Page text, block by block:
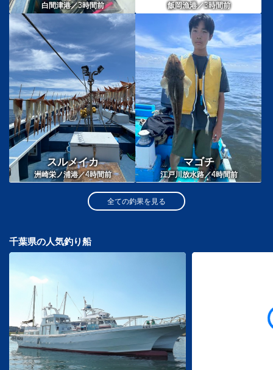
白間津港／3時間前 飯岡漁港／3時間前
スルメイカ
洲崎栄ノ浦港／4時間前
マゴチ
江戸川放水路／4時間前
全ての釣果を見る
千葉県の人気釣り船